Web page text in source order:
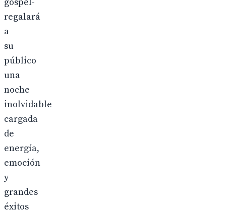
regalará
a
su
público
una
noche
inolvidable
cargada
de
energía,
emoción
y
grandes
éxitos